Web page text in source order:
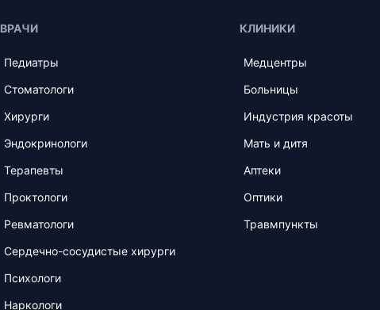
ВРАЧИ
Педиатры
Стоматологи
Хирурги
Эндокринологи
Терапевты
Проктологи
Ревматологи
Сердечно-сосудистые хирурги
Психологи
Наркологи
КЛИНИКИ
Медцентры
Больницы
Индустрия красоты
Мать и дитя
Аптеки
Оптики
Травмпункты